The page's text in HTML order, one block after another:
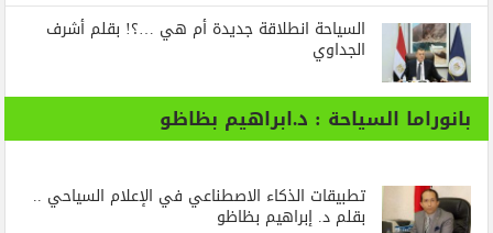
السياحة انطلاقة جديدة أم هي …؟! بقلم أشرف
الجداوي
بانوراما السياحة : د.ابراهيم بظاظو
تطبيقات الذكاء الاصطناعي في الإعلام السياحي ..
بقلم د. إبراهيم بظاظو